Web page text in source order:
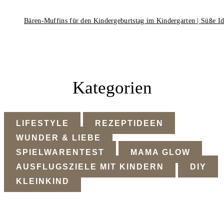
Bären-Muffins für den Kindergeburtstag im Kindergarten | Süße
Kategorien
LIFESTYLE
REZEPTIDEEN
WUNDER & LIEBE
SPIELWARENTEST
MAMA GLOW
AUSFLUGSZIELE MIT KINDERN
DIY
KLEINKIND